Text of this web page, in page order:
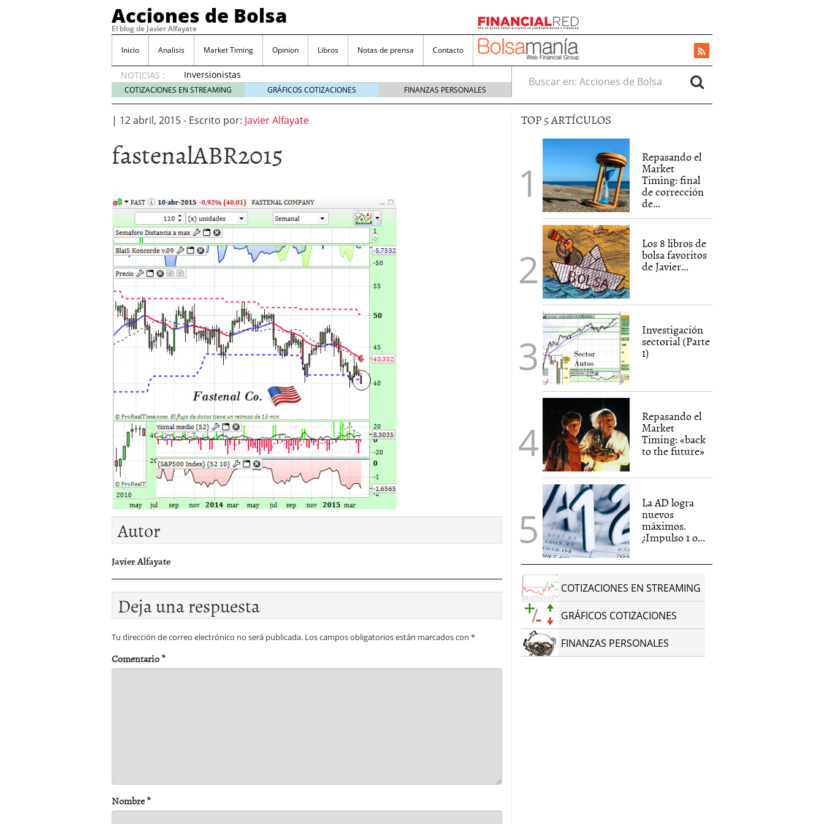
Acciones de Bolsa
El blog de Javier Alfayate
Inicio Analisis Market Timing Opinion Libros Notas de prensa Contacto
NOTICIAS :
Inversionistas
VIP en
México
creciente
por SIFX
mayo 8,
noviembre 30, 2024
Entendiendo los ETF de Bitcoin noviembre 22, 2024
Dividend Kings: empresas que destacan por sus dividendos constantes
noviembre 12, 2024
Descubre RealAdvisor: Una poderosa herramienta para tus inversiones
inmobiliarias
septiembre 23, 2024
COTIZACIONES EN STREAMING GRÁFICOS COTIZACIONES FINANZAS PERSONALES
Buscar en:
| 12 abril, 2015- Escrito por: Javier Alfayate
fastenalABR2015
Autor
Javier Alfayate
Deja una respuesta
Tu dirección de correo electrónico no será publicada. Los campos obligatorios están marcados con *
Comentario*
Nombre*
TOP 5 ARTÍCULOS
Repasando el
Market
Timing: final
de corrección
de...
Los 8 libros de
bolsa favoritos
de Javier...
Investigación
sectorial (Parte
1)
Repasando el
Market
Timing: «back
to the future»
La AD logra
nuevos
máximos.
¿Impulso 1 o...
COTIZACIONES EN STREAMING
GRÁFICOS COTIZACIONES
FINANZAS PERSONALES